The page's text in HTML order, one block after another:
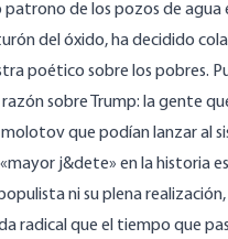
de los pozos de agua
del óxido, ha decidido
poético sobre los pobres.
sobre Trump: la gente
que podían lanzar al
j&dete» en la historia
ni su plena
radical que el tiempo que